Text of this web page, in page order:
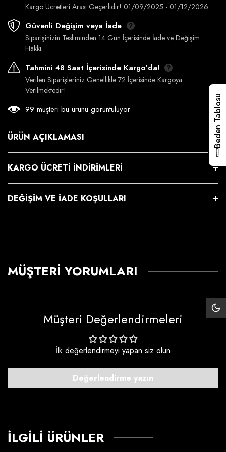
Kargo Ücretleri Arası Geçerlidir! 01/09/2025 - 01/12/2026.
Güvenli Değişim veya İade
Siparişinizin Tesliminden 14 Gün İçerisinde İade ve Değişim
Hakkı.
Tahmini 48 Saat İçerisinde Kargo'da!
Verilen Siparişleriniz Genellikle 72 İçerisinde Kargoya
Verilmektedir!
99 müşteri bu ürünü görüntülüyor
ÜRÜN AÇIKLAMASI
KARGO ÜCRETI İNDIRIMLERI
DEĞIŞIM VE İADE KOŞULLARI
MÜŞTERI YORUMLARI
Müşteri Değerlendirmeleri
İlk değerlendirmeyi yapan siz olun
Değerlendirme yazın
İLGILI ÜRÜNLER
Beden Tablosu